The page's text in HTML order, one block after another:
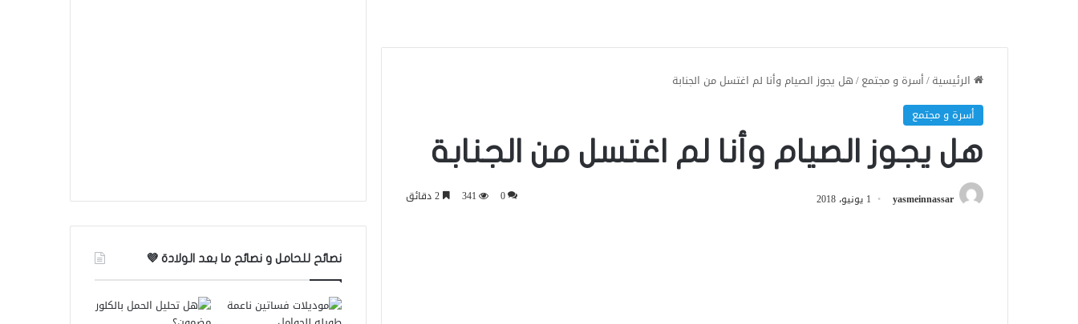
الرئيسية/أسرة و مجتمع/هل يجوز الصيام وأنا لم اغتسل من الجنابة
أسرة و مجتمع
هل يجوز الصيام وأنا لم اغتسل من الجنابة
yasmeinnassar 1 يونيو، 2018 0
341
نصائح للحامل و نصائح ما بعد الولادة 💜